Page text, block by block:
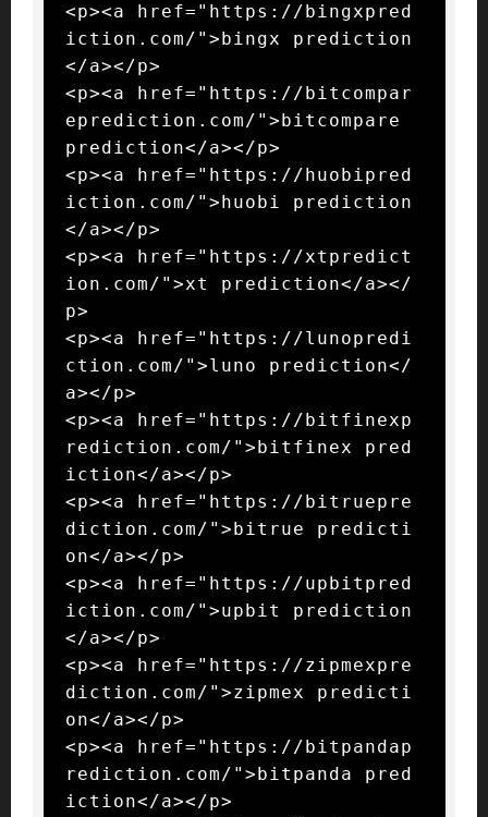
<p><a href="https://bingxpred
iction.com/">bingx prediction
</a></p>
<p><a href="https://bitcompar
eprediction.com/">bitcompare
prediction</a></p>
<p><a href="https://huobipred
iction.com/">huobi prediction
</a></p>
<p><a href="https://xtpredict
ion.com/">xt prediction</a></
p>
<p><a href="https://lunopredi
ction.com/">luno prediction</
a></p>
<p><a href="https://bitfinexp
rediction.com/">bitfinex pred
iction</a></p>
<p><a href="https://bitruepre
diction.com/">bitrue predicti
on</a></p>
<p><a href="https://upbitpred
iction.com/">upbit prediction
</a></p>
<p><a href="https://zipmexpre
diction.com/">zipmex predicti
on</a></p>
<p><a href="https://bitpandap
rediction.com/">bitpanda pred
iction</a></p>